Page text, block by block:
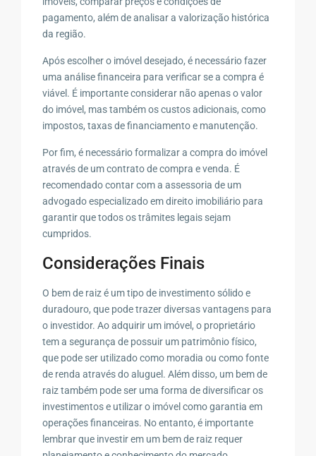
pagamento, além de analisar a valorização histórica
da região.
Após escolher o imóvel desejado, é necessário fazer
uma análise financeira para verificar se a compra é
viável. É importante considerar não apenas o valor
do imóvel, mas também os custos adicionais, como
impostos, taxas de financiamento e manutenção.
Por fim, é necessário formalizar a compra do imóvel
através de um contrato de compra e venda. É
recomendado contar com a assessoria de um
advogado especializado em direito imobiliário para
garantir que todos os trâmites legais sejam
cumpridos.
Considerações Finais
O bem de raiz é um tipo de investimento sólido e
duradouro, que pode trazer diversas vantagens para
o investidor. Ao adquirir um imóvel, o proprietário
tem a segurança de possuir um patrimônio físico,
que pode ser utilizado como moradia ou como fonte
de renda através do aluguel. Além disso, um bem de
raiz também pode ser uma forma de diversificar os
investimentos e utilizar o imóvel como garantia em
operações financeiras. No entanto, é importante
lembrar que investir em um bem de raiz requer